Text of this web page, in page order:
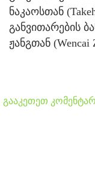
ნაკაოსთან
განვითარების
ჟანგთან (Wencai
გააკეთეთ